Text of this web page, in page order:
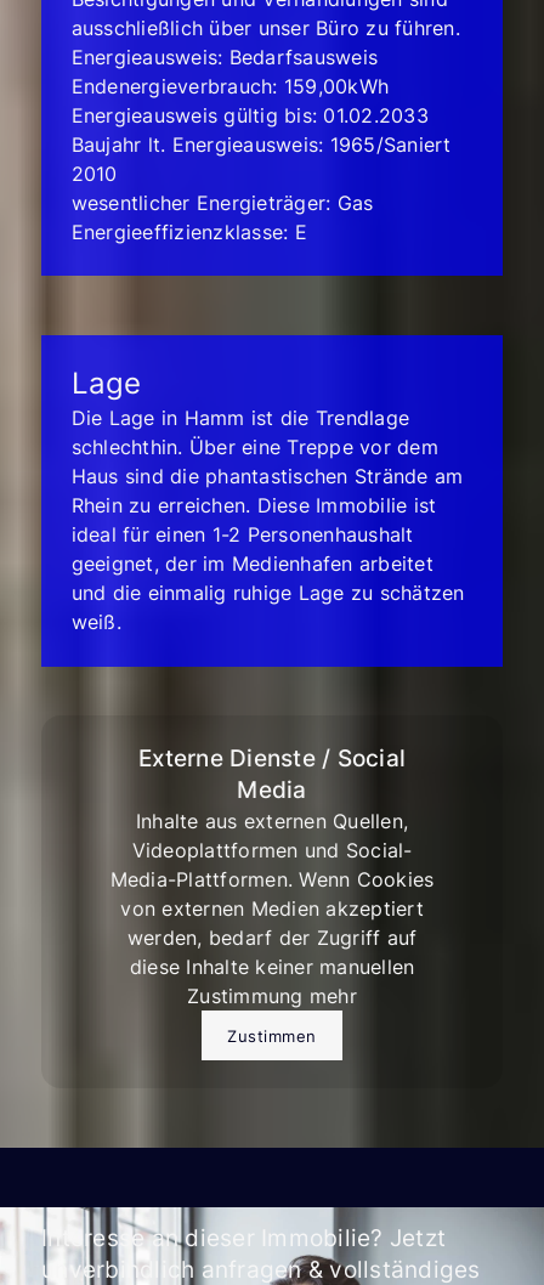
ausschließlich über unser Büro zu führen.
Energieausweis: Bedarfsausweis
Endenergieverbrauch: 159,00kWh
Energieausweis gültig bis: 01.02.2033
Baujahr lt. Energieausweis: 1965/Saniert
2010
wesentlicher Energieträger: Gas
Energieeffizienzklasse: E
Lage
Die Lage in Hamm ist die Trendlage
schlechthin. Über eine Treppe vor dem
Haus sind die phantastischen Strände am
Rhein zu erreichen. Diese Immobilie ist
ideal für einen 1-2 Personenhaushalt
geeignet, der im Medienhafen arbeitet
und die einmalig ruhige Lage zu schätzen
weiß.
Externe Dienste / Social
Media
Inhalte aus externen Quellen,
Videoplattformen und Social-
Media-Plattformen. Wenn Cookies
von externen Medien akzeptiert
werden, bedarf der Zugriff auf
diese Inhalte keiner manuellen
Zustimmung mehr
Zustimmen
Interesse an dieser Immobilie? Jetzt
unverbindlich anfragen & vollständiges